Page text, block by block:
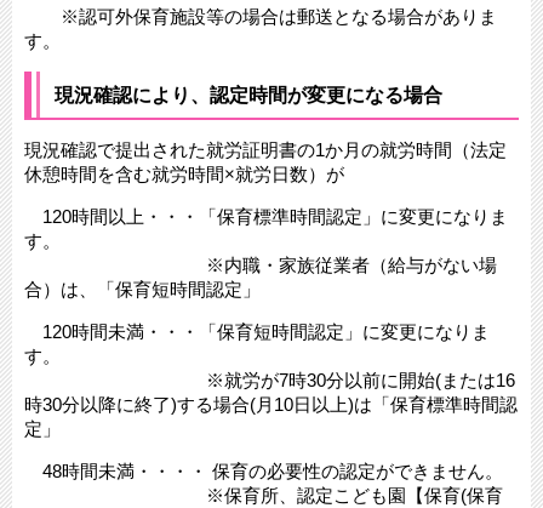
※認可外保育施設等の場合は郵送となる場合がありま
す。
現況確認により、認定時間が変更になる場合
現況確認で提出された就労証明書の1か月の就労時間（法定
休憩時間を含む就労時間×就労日数）が
120時間以上・・・「保育標準時間認定」に変更になりま
す。
※内職・家族従業者（給与がない場
合）は、「保育短時間認定」
120時間未満・・・「保育短時間認定」に変更になりま
す。
※就労が7時30分以前に開始(または16
時30分以降に終了)する場合(月10日以上)は「保育標準時間認
定」
48時間未満・・・・ 保育の必要性の認定ができません。
※保育所、認定こども園【保育(保育